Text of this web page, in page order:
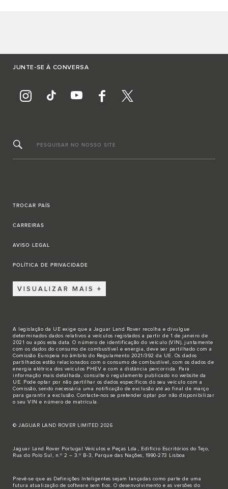
JUNTE-SE À CONVERSA
PESQUISAR NO NOSSO SITE
TROCAR PAÍS
CARREIRAS
AVISO LEGAL
POLÍTICA DE PRIVACIDADE
VISUALIZAR MAIS
A legislação da UE exige que a Jaguar Land Rover recolha e divulgue
determinados dados relativos a veículos registados a partir de 1 de janeiro de
2021 ou após esta data. O número de identificação do veículo (VIN), juntamente
com os dados do consumo de combustível e energia, deve ser partilhado com a
Comissão Europeia no âmbito do Regulamento 2021/392 da UE. Os dados
partilhados estão relacionados com o consumo de combustível, com os dados de
energia elétrica dos veículos PHEV e com a distância percorrida. Para
informação mais detalhada, consulte o regulamento publicado no website da
UE. Pode optar por não partilhar os dados específicos do seu veículo com a
Comissão, sendo necessária uma notificação de exclusão até ao final de março
para garantir a exclusão. Contacte-nos se pretender optar por não disponibilizar
o seu VIN e número de matrícula.
© JAGUAR LAND ROVER LIMITED 2026
Jaguar Land Rover Portugal Veículos e Peças Lda., Edifício Escritórios do Tejo,
Rua do Polo Sul, n.º 2 – 3.º B-3, Parque das Nações, 1990-273 Lisboa
Prevê-se que as Definições Inteligentes sejam lançadas como parte de uma
futura atualização de software sem fios. O desenvolvimento e as versões do